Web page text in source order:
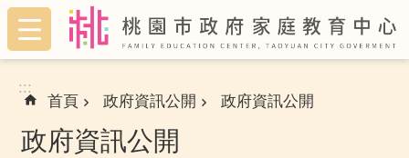
跳到主要內容區塊
:::
:::
首頁 政府資訊公開 政府資訊公開
政府資訊公開